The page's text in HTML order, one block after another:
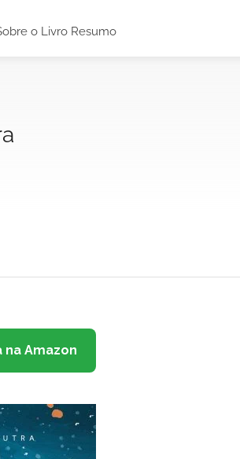
o Livro Resumo
na Amazon